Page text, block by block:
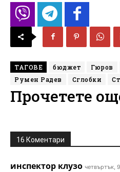
ТАГОВЕ бюджет Гюров
Румен Радев
Сглобки
Прочетете
16 Коментари
инспектор клузо четвъртък,